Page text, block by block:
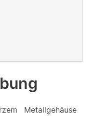
Metallgehäuse